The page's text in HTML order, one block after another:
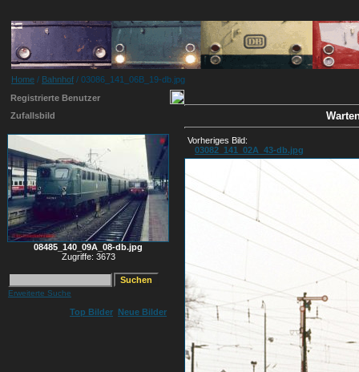
Home / Bahnhof / 03086_141_06B_19-db.jpg
Registrierte Benutzer
Zufallsbild
08485_140_09A_08-db.jpg
Zugriffe: 3673
Erweiterte Suche
Top Bilder Neue Bilder
Vorheriges Bild:
03082_141_02A_43-db.jpg